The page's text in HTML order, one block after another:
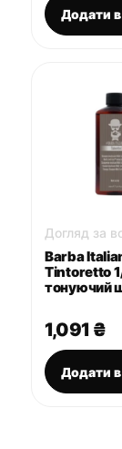
Додати
Догляд за
Barba
Tintoretto
тонуючий
мл
1,091 ₴
Додати